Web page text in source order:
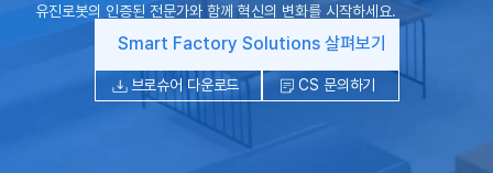
유진로봇의 인증된 전문가와 함께 혁신의 변화를 시작하세요.
Smart Factory Solutions 살펴보기
브로슈어 다운로드 CS 문의하기